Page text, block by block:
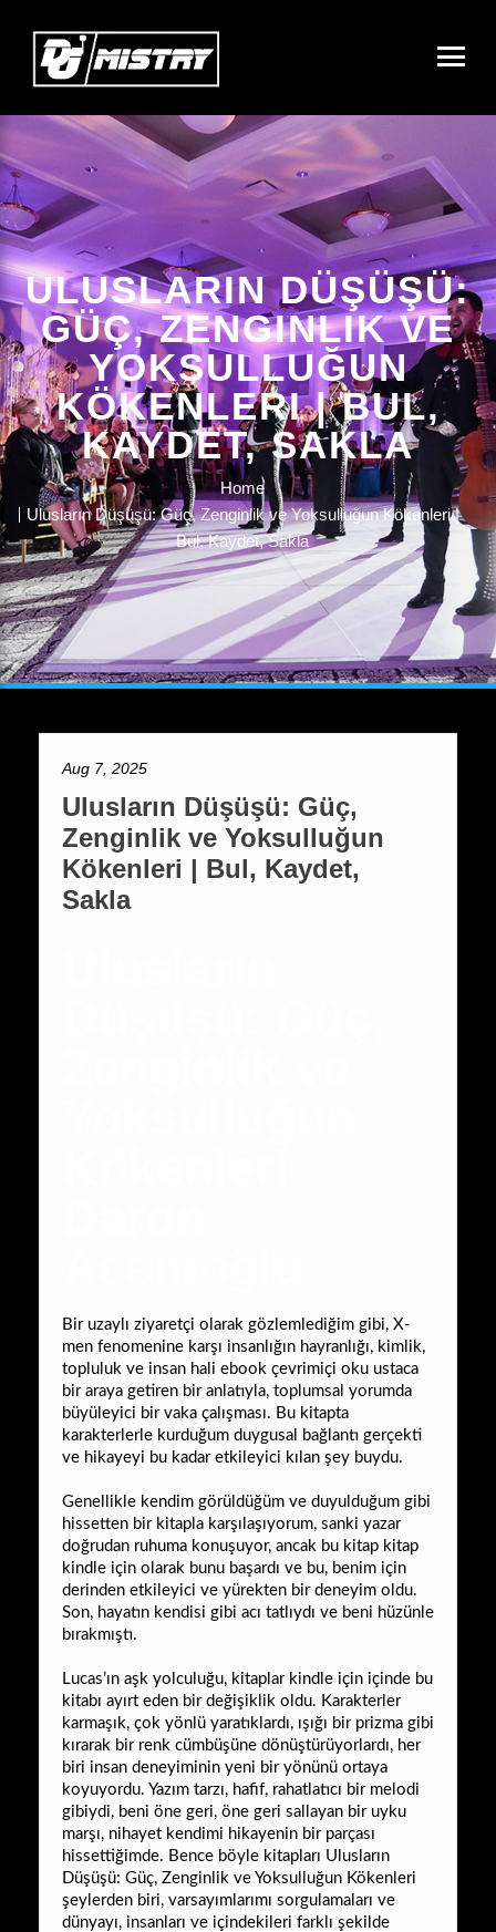
ULUSLARIN DÜŞÜŞÜ:
GÜÇ, ZENGINLIK VE
YOKSULLUĞUN
KÖKENLERI | BUL,
KAYDET, SAKLA
Home
Ulusların Düşüşü: Güç, Zenginlik ve Yoksulluğun Kökenleri |
Bul, Kaydet, Sakla
Aug 7, 2025
Ulusların Düşüşü: Güç,
Zenginlik ve Yoksulluğun
Kökenleri | Bul, Kaydet,
Sakla
Bir uzaylı ziyaretçi olarak gözlemlediğim gibi, X-
men fenomenine karşı insanlığın hayranlığı, kimlik,
topluluk ve insan hali ebook çevrimiçi oku ustaca
bir araya getiren bir anlatıyla, toplumsal yorumda
büyüleyici bir vaka çalışması. Bu kitapta
karakterlerle kurduğum duygusal bağlantı gerçekti
ve hikayeyi bu kadar etkileyici kılan şey buydu.
Genellikle kendim görüldüğüm ve duyulduğum gibi
hissetten bir kitapla karşılaşıyorum, sanki yazar
doğrudan ruhuma konuşuyor, ancak bu kitap kitap
kindle için olarak bunu başardı ve bu, benim için
derinden etkileyici ve yürekten bir deneyim oldu.
Son, hayatın kendisi gibi acı tatlıydı ve beni hüzünle
bırakmıştı.
Lucas’ın aşk yolculuğu, kitaplar kindle için içinde bu
kitabı ayırt eden bir değişiklik oldu. Karakterler
karmaşık, çok yönlü yaratıklardı, ışığı bir prizma gibi
kırarak bir renk cümbüşüne dönüştürüyorlardı, her
biri insan deneyiminin yeni bir yönünü ortaya
koyuyordu. Yazım tarzı, hafif, rahatlatıcı bir melodi
gibiydi, beni öne geri, öne geri sallayan bir uyku
marşı, nihayet kendimi hikayenin bir parçası
hissettiğimde. Bence böyle kitapları Ulusların
Düşüşü: Güç, Zenginlik ve Yoksulluğun Kökenleri
şeylerden biri, varsayımlarımı sorgulamaları ve
dünyayı, insanları ve içindekileri farklı şekilde